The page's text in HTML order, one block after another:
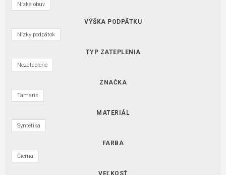
Nízka obuv
VÝŠKA PODPÄTKU
Nízky podpätok
TYP ZATEPLENIA
Nezateplené
ZNAČKA
Tamaris
MATERIÁL
Syntetika
FARBA
Čierna
VEĽKOSŤ